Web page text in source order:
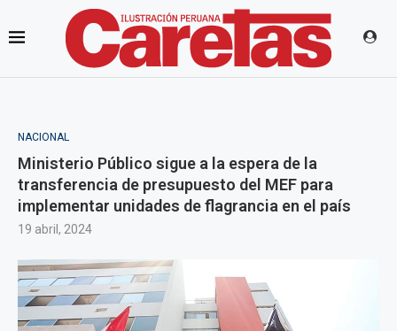
NACIONAL
Ministerio Público sigue a la espera de la
transferencia de presupuesto del MEF para
implementar unidades de flagrancia en el país
19 abril, 2024